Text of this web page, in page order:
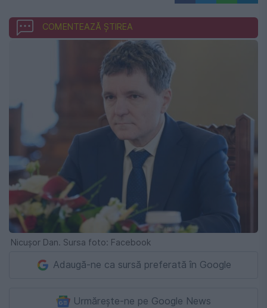
COMENTEAZĂ ȘTIREA
Nicușor Dan. Sursa foto: Facebook
Adaugă-ne ca sursă preferată în Google
Urmărește-ne pe Google News